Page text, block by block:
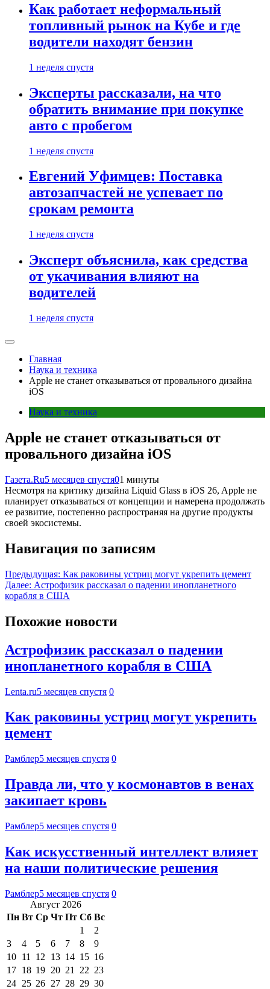
Как работает неформальный
топливный рынок на Кубе и где
водители находят бензин
1 неделя спустя
Эксперты рассказали, на что
обратить внимание при покупке
авто с пробегом
1 неделя спустя
Евгений Уфимцев: Поставка
автозапчастей не успевает по
срокам ремонта
1 неделя спустя
Эксперт объяснила, как средства
от укачивания влияют на
водителей
1 неделя спустя
Главная
Наука и техника
Apple не станет отказываться от провального дизайна
iOS
Наука и техника
Apple не станет отказываться от
провального дизайна iOS
Газета.Ru5 месяцев спустя01 минуты
Несмотря на критику дизайна Liquid Glass в iOS 26, Apple не
планирует отказываться от концепции и намерена продолжать
ее развитие, постепенно распространяя на другие продукты
своей экосистемы.
Навигация по записям
Предыдущая: Как раковины устриц могут укрепить цемент
Далее: Астрофизик рассказал о падении инопланетного
корабля в США
Похожие новости
Астрофизик рассказал о падении
инопланетного корабля в США
Lenta.ru5 месяцев спустя 0
Как раковины устриц могут укрепить
цемент
Рамблер5 месяцев спустя 0
Правда ли, что у космонавтов в венах
закипает кровь
Рамблер5 месяцев спустя 0
Как искусственный интеллект влияет
на наши политические решения
Рамблер5 месяцев спустя 0
Август 2026
Пн Вт Ср Чт Пт Сб Вс
1
2
3
4 5 6 7 8
9
10 11 12 13 14 15 16
17 18 19 20 21 22 23
24 25 26 27 28 29 30